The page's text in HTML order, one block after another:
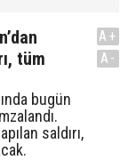
tüm
bugün
saldırı,
A+
A-